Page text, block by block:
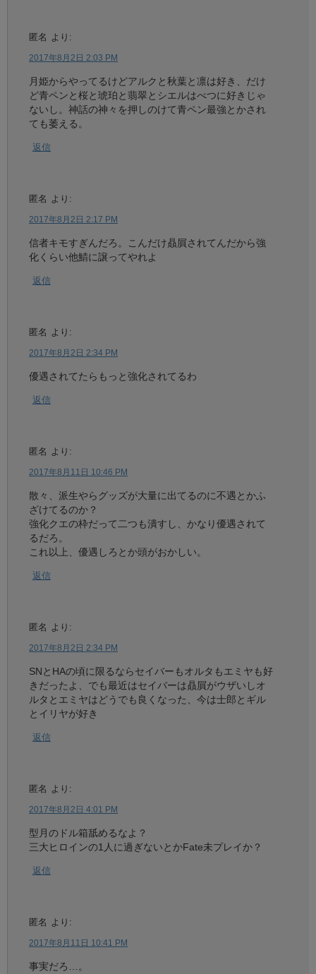
匿名 より:
2017年8月2日 2:03 PM
月姫からやってるけどアルクと秋葉と凛は好き、だけ
ど青ペンと桜と琥珀と翡翠とシエルはべつに好きじゃ
ないし。神話の神々を押しのけて青ペン最強とかされ
ても萎える。
返信
匿名 より:
2017年8月2日 2:17 PM
信者キモすぎんだろ。こんだけ贔屓されてんだから強
化くらい他鯖に譲ってやれよ
返信
匿名 より:
2017年8月2日 2:34 PM
優遇されてたらもっと強化されてるわ
返信
匿名 より:
2017年8月11日 10:46 PM
散々、派生やらグッズが大量に出てるのに不遇とかふ
ざけてるのか？
強化クエの枠だって二つも潰すし、かなり優遇されて
るだろ。
これ以上、優遇しろとか頭がおかしい。
返信
匿名 より:
2017年8月2日 2:34 PM
SNとHAの頃に限るならセイバーもオルタもエミヤも好
きだったよ、でも最近はセイバーは贔屓がウザいしオ
ルタとエミヤはどうでも良くなった、今は士郎とギル
とイリヤが好き
返信
匿名 より:
2017年8月2日 4:01 PM
型月のドル箱舐めるなよ？
三大ヒロインの1人に過ぎないとかFate未プレイか？
返信
匿名 より:
2017年8月11日 10:41 PM
事実だろ…。